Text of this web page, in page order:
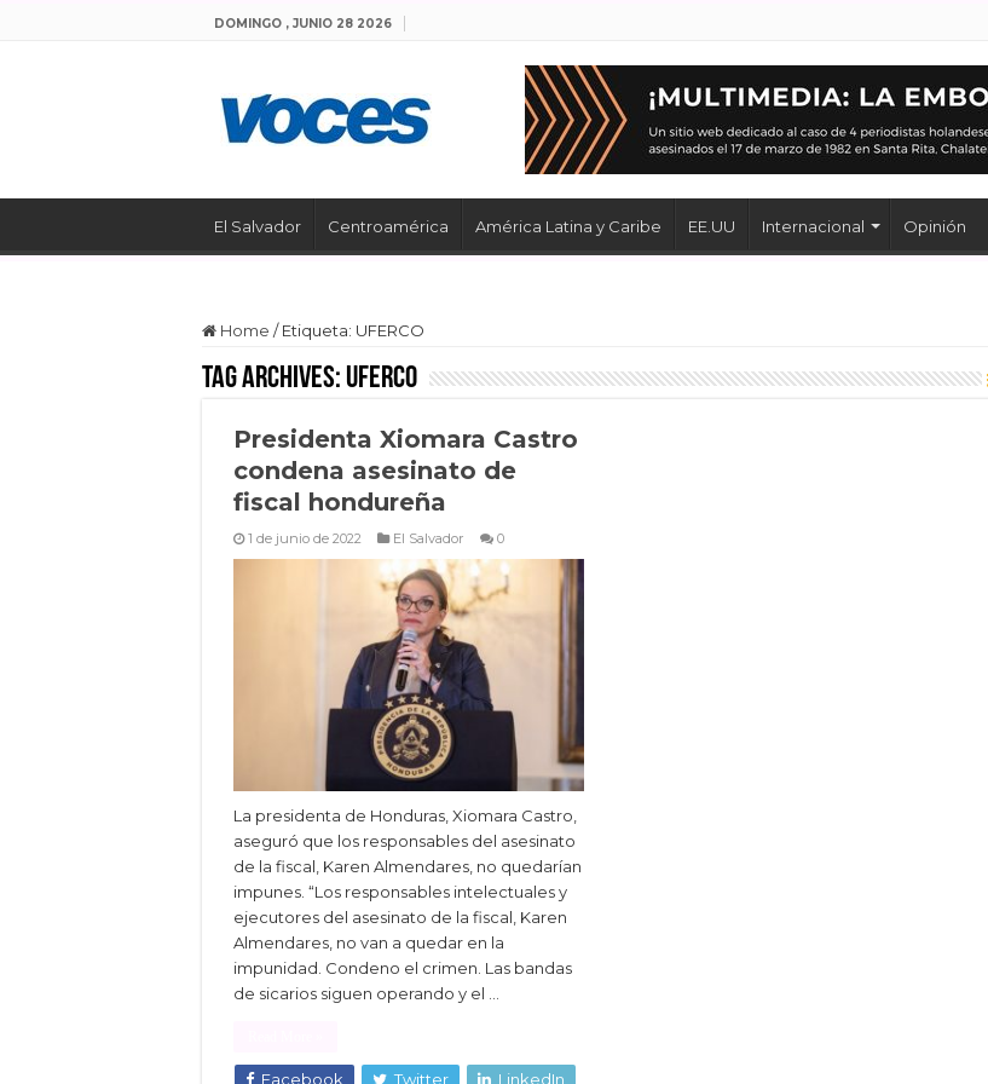
DOMINGO , JUNIO 28 2026
El Salvador Centroamérica América Latina y Caribe EE.UU Internacional Opinión
Home / Etiqueta: UFERCO
Tag Archives: UFERCO
Presidenta Xiomara Castro
condena asesinato de
fiscal hondureña
1 de junio de 2022 El Salvador 0
La presidenta de Honduras, Xiomara Castro,
aseguró que los responsables del asesinato
de la fiscal, Karen Almendares, no quedarían
impunes. “Los responsables intelectuales y
ejecutores del asesinato de la fiscal, Karen
Almendares, no van a quedar en la
impunidad. Condeno el crimen. Las bandas
de sicarios siguen operando y el …
Facebook Twitter LinkedIn